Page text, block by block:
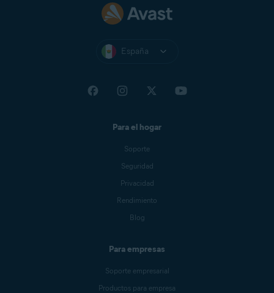
España
Para el hogar
Soporte
Seguridad
Privacidad
Rendimiento
Blog
Para empresas
Soporte empresarial
Productos para empresa